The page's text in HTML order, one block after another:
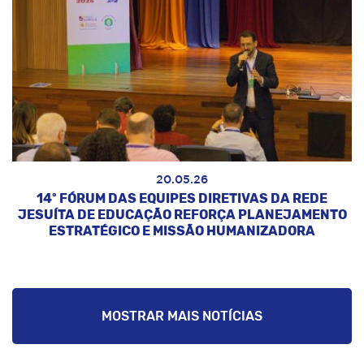
20.05.26
14º FÓRUM DAS EQUIPES DIRETIVAS DA REDE
JESUÍTA DE EDUCAÇÃO REFORÇA PLANEJAMENTO
ESTRATÉGICO E MISSÃO HUMANIZADORA
MOSTRAR MAIS NOTÍCIAS